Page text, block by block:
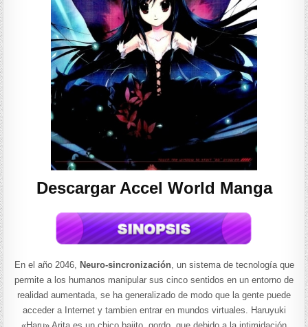
Descargar Accel World Manga
En el año 2046, Neuro-sincronización, un sistema de tecnología que
permite a los humanos manipular sus cinco sentidos en un entorno de
realidad aumentada, se ha generalizado de modo que la gente puede
acceder a Internet y tambien entrar en mundos virtuales. Haruyuki